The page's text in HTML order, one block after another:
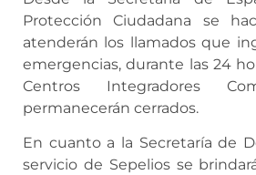
Protección Ciudadana se
atenderán los llamados que
emergencias, durante las 24
Centros Integradores
permanecerán cerrados.
En cuanto a la Secretaría de
servicio de Sepelios se